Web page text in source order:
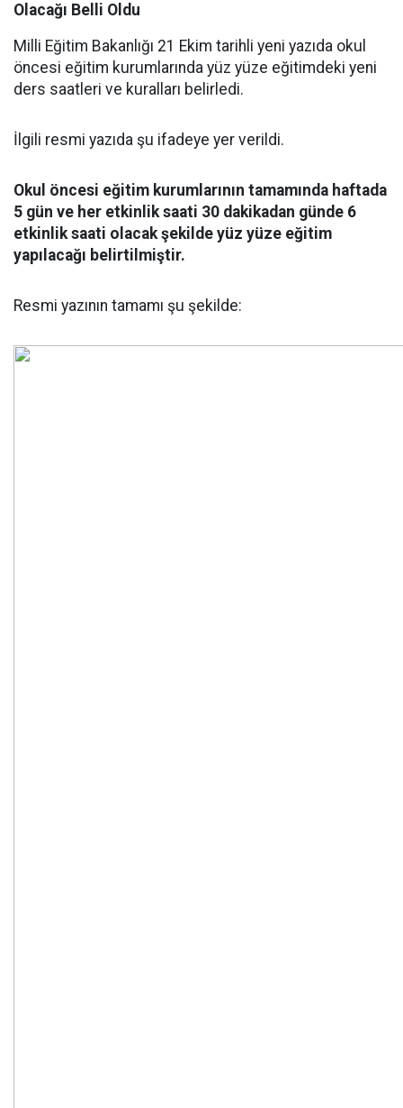
Olacağı Belli Oldu
Milli Eğitim Bakanlığı 21 Ekim tarihli yeni yazıda okul
öncesi eğitim kurumlarında yüz yüze eğitimdeki yeni
ders saatleri ve kuralları belirledi.
İlgili resmi yazıda şu ifadeye yer verildi.
Okul öncesi eğitim kurumlarının tamamında haftada
5 gün ve her etkinlik saati 30 dakikadan günde 6
etkinlik saati olacak şekilde yüz yüze eğitim
yapılacağı belirtilmiştir.
Resmi yazının tamamı şu şekilde: